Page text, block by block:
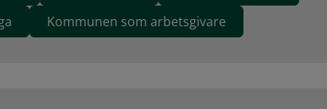
Kommunen som arbetsgivare